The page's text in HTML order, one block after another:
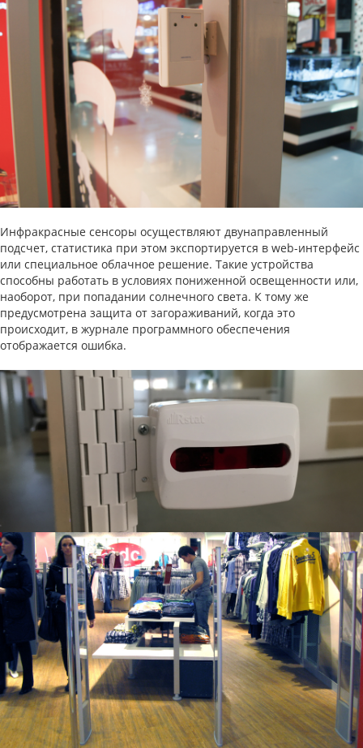
Инфракрасные сенсоры осуществляют двунаправленный
подсчет, статистика при этом экспортируется в web-интерфейс
или специальное облачное решение. Такие устройства
способны работать в условиях пониженной освещенности или,
наоборот, при попадании солнечного света. К тому же
предусмотрена защита от загораживаний, когда это
происходит, в журнале программного обеспечения
отображается ошибка.